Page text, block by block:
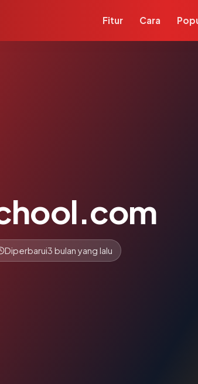
Fitur Cara
Diperbarui3 bulan yang lalu